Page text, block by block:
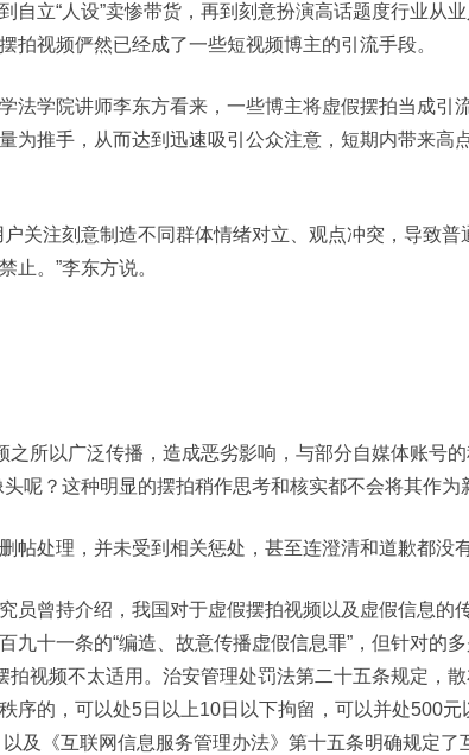
立“人设”卖惨带货，再到刻意扮演高话题度行业从
拍视频俨然已经成了一些短视频博主的引流手段。
学院讲师李东方看来，一些博主将虚假摆拍当成引
为推手，从而达到迅速吸引公众注意，短期内带来高
注刻意制造不同群体情绪对立、观点冲突，导致普
止。”李东方说。
所以广泛传播，造成恶劣影响，与部分自媒体账号的
呢？这种明显的摆拍稍作思考和核实都不会将其作为
处理，并未受到相关惩处，甚至连澄清和道歉都没有
曾持介绍，我国对于虚假摆拍视频以及虚假信息的
九十一条的“编造、故意传播虚假信息罪”，但针对的
拍视频不太适用。治安管理处罚法第二十五条规定，散
序的，可以处5日以上10日以下拘留，可以并处500元
及《互联网信息服务管理办法》第十五条明确规定了